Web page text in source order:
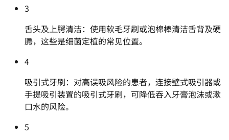
3
舌头及上腭清洁：使用软毛牙刷或泡棉棒清洁舌背及硬
腭，这些是细菌定植的常见位置。
4
吸引式牙刷：对高误吸风险的患者，连接壁式吸引器或
手提吸引装置的吸引式牙刷，可降低吞入牙膏泡沫或漱
口水的风险。
5